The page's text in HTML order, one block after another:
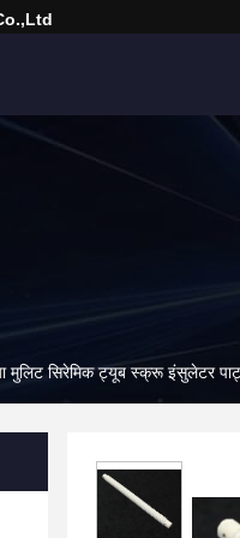
मुलिट सिरेमिक ट्यूब स्क्रू इंसुलेटर